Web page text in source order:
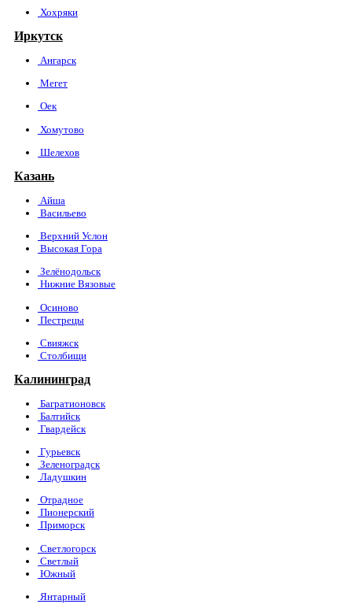
Хохряки
Иркутск
Ангарск
Мегет
Оек
Хомутово
Шелехов
Казань
Айша
Васильево
Верхний Услон
Высокая Гора
Зелёнодольск
Нижние Вязовые
Осиново
Пестрецы
Свияжск
Столбищи
Калининград
Багратионовск
Балтийск
Гвардейск
Гурьевск
Зеленоградск
Ладушкин
Отрадное
Пионерский
Приморск
Светлогорск
Светлый
Южный
Янтарный